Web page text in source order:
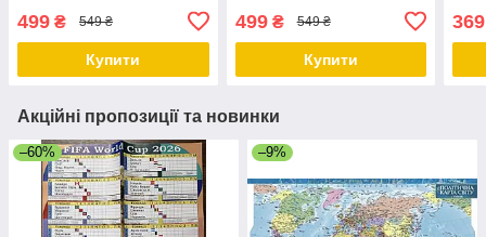
499 ₴ 549 ₴
Купити
499₴ 549 ₴
Купити
369
Акційні пропозиції та новинки
–60% –9%